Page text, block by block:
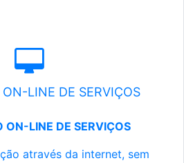
LINE DE SERVIÇOS
ON-LINE DE SERVIÇOS
através da internet, sem